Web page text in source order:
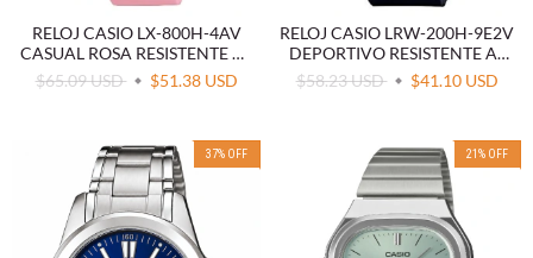
RELOJ CASIO LX-800H-4AV
CASUAL ROSA RESISTENTE AL
AGUA
$65.09 USD $51.38 USD
RELOJ CASIO LRW-200H-9E2V
DEPORTIVO RESISTENTE AL
AGUA
$58.23 USD $41.10 USD
37% OFF 21 % OFF